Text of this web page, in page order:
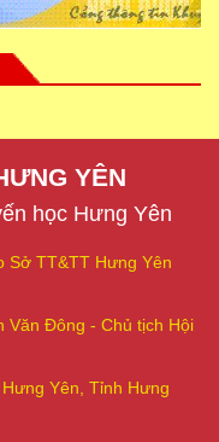
YÊN
học Hưng Yên
Sở TT&TT Hưng Yên
Văn Đông - Chủ tịch Hội
Yên, Tỉnh Hưng